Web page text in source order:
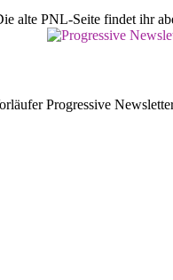
alte PNL-Seite findet ihr
Progressive